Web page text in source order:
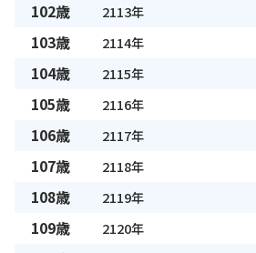
102歳 2113年
103歳 2114年
104歳 2115年
105歳 2116年
106歳 2117年
107歳 2118年
108歳 2119年
109歳 2120年